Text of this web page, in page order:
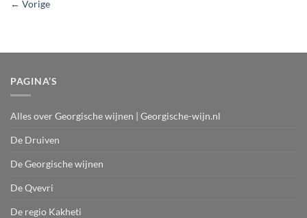
← Vorige
PAGINA’S
Alles over Georgische wijnen | Georgische-wijn.nl
De Druiven
De Georgische wijnen
De Qvevri
De regio Kakheti